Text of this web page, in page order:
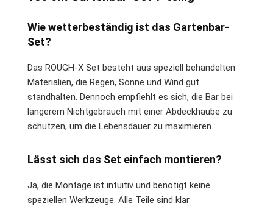
Wie wetterbeständig ist das Gartenbar-
Set?
Das ROUGH-X Set besteht aus speziell behandelten
Materialien, die Regen, Sonne und Wind gut
standhalten. Dennoch empfiehlt es sich, die Bar bei
längerem Nichtgebrauch mit einer Abdeckhaube zu
schützen, um die Lebensdauer zu maximieren.
Lässt sich das Set einfach montieren?
Ja, die Montage ist intuitiv und benötigt keine
speziellen Werkzeuge. Alle Teile sind klar